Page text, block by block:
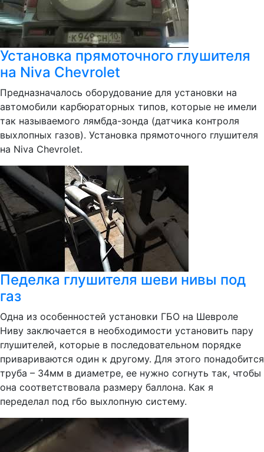
Установка прямоточного глушителя
на Niva Chevrolet
Предназначалось оборудование для установки на
автомобили карбюраторных типов, которые не имели
так называемого лямбда-зонда (датчика контроля
выхлопных газов). Установка прямоточного глушителя
на Niva Chevrolet.
Педелка глушителя шеви нивы под
газ
Одна из особенностей установки ГБО на Шевроле
Ниву заключается в необходимости установить пару
глушителей, которые в последовательном порядке
привариваются один к другому. Для этого понадобится
труба – 34мм в диаметре, ее нужно согнуть так, чтобы
она соответствовала размеру баллона. Как я
переделал под гбо выхлопную систему.